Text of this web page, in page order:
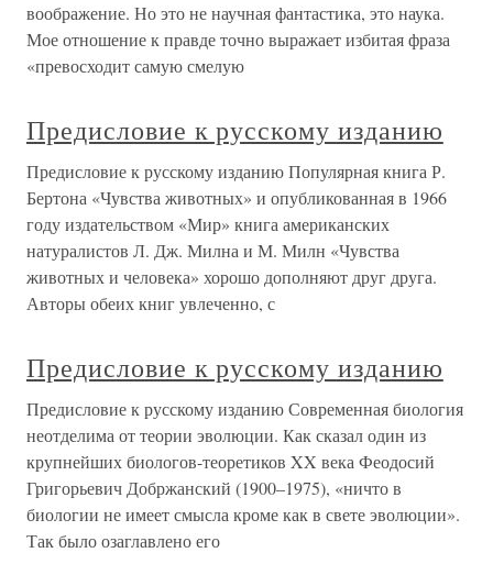
воображение. Но это не научная фантастика, это наука.
Мое отношение к правде точно выражает избитая фраза
«превосходит самую смелую
Предисловие к русскому изданию
Предисловие к русскому изданию Популярная книга Р.
Бертона «Чувства животных» и опубликованная в 1966
году издательством «Мир» книга американских
натуралистов Л. Дж. Милна и М. Милн «Чувства
животных и человека» хорошо дополняют друг друга.
Авторы обеих книг увлеченно, с
Предисловие к русскому изданию
Предисловие к русскому изданию Современная биология
неотделима от теории эволюции. Как сказал один из
крупнейших биологов-теоретиков XX века Феодосий
Григорьевич Добржанский (1900–1975), «ничто в
биологии не имеет смысла кроме как в свете эволюции».
Так было озаглавлено его